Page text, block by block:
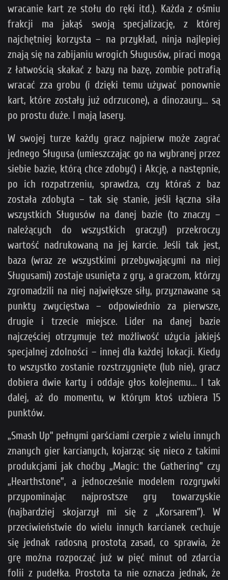
wracanie kart ze stołu do ręki itd.). Każda z ośmiu
frakcji ma jakąś swoją specjalizację, z której
najchętniej korzysta – na przykład, ninja najlepiej
znają się na zabijaniu wrogich Sługusów, piraci mogą
z łatwością skakać z bazy na bazę, zombie potrafią
wracać zza grobu (i dzięki temu używać ponownie
kart, które zostały już odrzucone), a dinozaury... są
po prostu duże. I mają lasery.
W swojej turze każdy gracz najpierw może zagrać
jednego Sługusa (umieszczając go na wybranej przez
siebie bazie, którą chce zdobyć) i Akcję, a następnie,
po ich rozpatrzeniu, sprawdza, czy któraś z baz
została zdobyta – tak się stanie, jeśli łączna siła
wszystkich Sługusów na danej bazie (to znaczy –
należących do wszystkich graczy!) przekroczy
wartość nadrukowaną na jej karcie. Jeśli tak jest,
baza (wraz ze wszystkimi przebywającymi na niej
Sługusami) zostaje usunięta z gry, a graczom, którzy
zgromadzili na niej największe siły, przyznawane są
punkty zwycięstwa – odpowiednio za pierwsze,
drugie i trzecie miejsce. Lider na danej bazie
najczęściej otrzymuje też możliwość użycia jakiejś
specjalnej zdolności – innej dla każdej lokacji. Kiedy
to wszystko zostanie rozstrzygnięte (lub nie), gracz
dobiera dwie karty i oddaje głos kolejnemu... I tak
dalej, aż do momentu, w którym ktoś uzbiera 15
punktów.
„Smash Up” pełnymi garściami czerpie z wielu innych
znanych gier karcianych, kojarząc się nieco z takimi
produkcjami jak choćby „Magic: the Gathering” czy
„Hearthstone”, a jednocześnie modelem rozgrywki
przypominając najprostsze gry towarzyskie
(najbardziej skojarzył mi się z „Korsarem”). W
przeciwieństwie do wielu innych karcianek cechuje
się jednak radosną prostotą zasad, co sprawia, że
grę można rozpocząć już w pięć minut od zdarcia
folii z pudełka. Prostota ta nie oznacza jednak, że